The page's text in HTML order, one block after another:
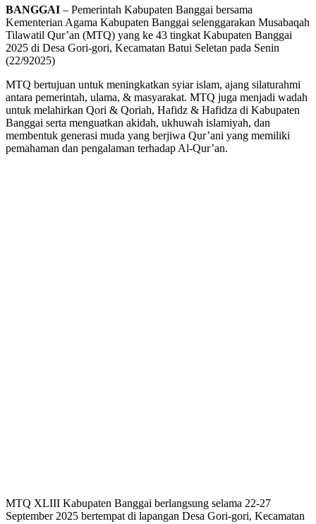
BANGGAI – Pemerintah Kabupaten Banggai bersama
Kementerian Agama Kabupaten Banggai selenggarakan Musabaqah
Tilawatil Qur’an (MTQ) yang ke 43 tingkat Kabupaten Banggai
2025 di Desa Gori-gori, Kecamatan Batui Seletan pada Senin
(22/92025)
MTQ bertujuan untuk meningkatkan syiar islam, ajang silaturahmi
antara pemerintah, ulama, & masyarakat. MTQ juga menjadi wadah
untuk melahirkan Qori & Qoriah, Hafidz & Hafidza di Kabupaten
Banggai serta menguatkan akidah, ukhuwah islamiyah, dan
membentuk generasi muda yang berjiwa Qur’ani yang memiliki
pemahaman dan pengalaman terhadap Al-Qur’an.
MTQ XLIII Kabupaten Banggai berlangsung selama 22-27
September 2025 bertempat di lapangan Desa Gori-gori, Kecamatan